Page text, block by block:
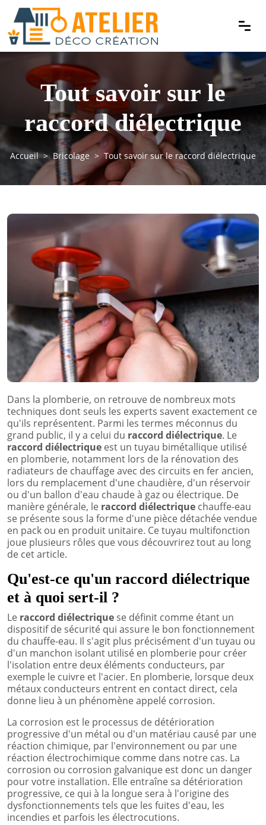
Tout savoir sur le
raccord diélectrique
Accueil Bricolage Tout savoir sur le raccord diélectrique
Dans la plomberie, on retrouve de nombreux mots
techniques dont seuls les experts savent exactement ce
qu'ils représentent. Parmi les termes méconnus du
grand public, il y a celui du raccord diélectrique. Le
raccord diélectrique est un tuyau bimétallique utilisé
en plomberie, notamment lors de la rénovation des
radiateurs de chauffage avec des circuits en fer ancien,
lors du remplacement d'une chaudière, d'un réservoir
ou d'un ballon d'eau chaude à gaz ou électrique. De
manière générale, le raccord diélectrique chauffe-eau
se présente sous la forme d'une pièce détachée vendue
en pack ou en produit unitaire. Ce tuyau multifonction
joue plusieurs rôles que vous découvrirez tout au long
de cet article.
Qu'est-ce qu'un raccord diélectrique
et à quoi sert-il ?
Le raccord diélectrique se définit comme étant un
dispositif de sécurité qui assure le bon fonctionnement
du chauffe-eau. Il s'agit plus précisément d'un tuyau ou
d'un manchon isolant utilisé en plomberie pour créer
l'isolation entre deux éléments conducteurs, par
exemple le cuivre et l'acier. En plomberie, lorsque deux
métaux conducteurs entrent en contact direct, cela
donne lieu à un phénomène appelé corrosion.
La corrosion est le processus de détérioration
progressive d'un métal ou d'un matériau causé par une
réaction chimique, par l'environnement ou par une
réaction électrochimique comme dans notre cas. La
corrosion ou corrosion galvanique est donc un danger
pour votre installation. Elle entraîne sa détérioration
progressive, ce qui à la longue sera à l'origine des
dysfonctionnements tels que les fuites d'eau, les
incendies et parfois les électrocutions.